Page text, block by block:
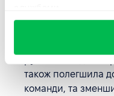
досягла таких
також полегшила
команди, та